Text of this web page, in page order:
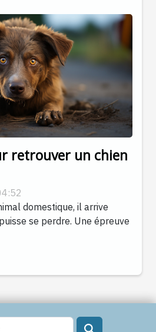
retrouver un chien
domestique, il arrive
se perdre. Une épreuve